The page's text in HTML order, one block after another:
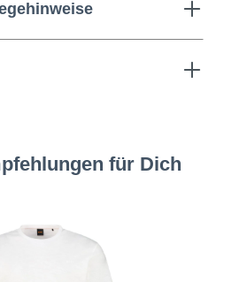
für Dich